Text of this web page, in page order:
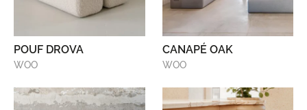
POUF DROVA
WOO
CANAPÉ OAK
WOO